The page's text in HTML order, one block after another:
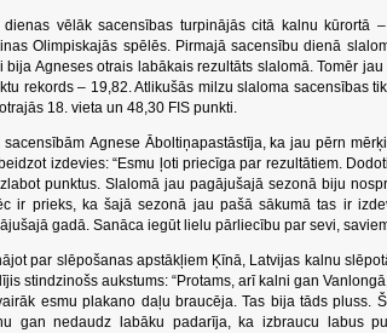
dienas vēlāk sacensības turpinājās citā kalnu kūrortā
Olimpiskajās spēlēs. Pirmajā sacensību dienā
bija Agneses otrais labākais rezultāts slalomā. Tomēr
rekords – 19,82. Atlikušās milzu slaloma sacensības
18. vieta un 48,30 FIS punkti.
sacensībām Agnese Āboltiņapastāstīja, ka jau pērn
izdevies: “Esmu ļoti priecīga par rezultātiem.
punktus. Slalomā jau pagājušajā sezonā biju
ir prieks, ka šajā sezonā jau pašā sākumā tas ir
gadā. Sanāca iegūt lielu pārliecību par sevi,
par slēpošanas apstākļiem Ķīnā, Latvijas kalnu
stindzinošs aukstums: “Protams, arī kalni gan
esmu plakano daļu braucēja. Tas bija tāds pluss.
gan nedaudz labāku padarīja, ka izbraucu labus